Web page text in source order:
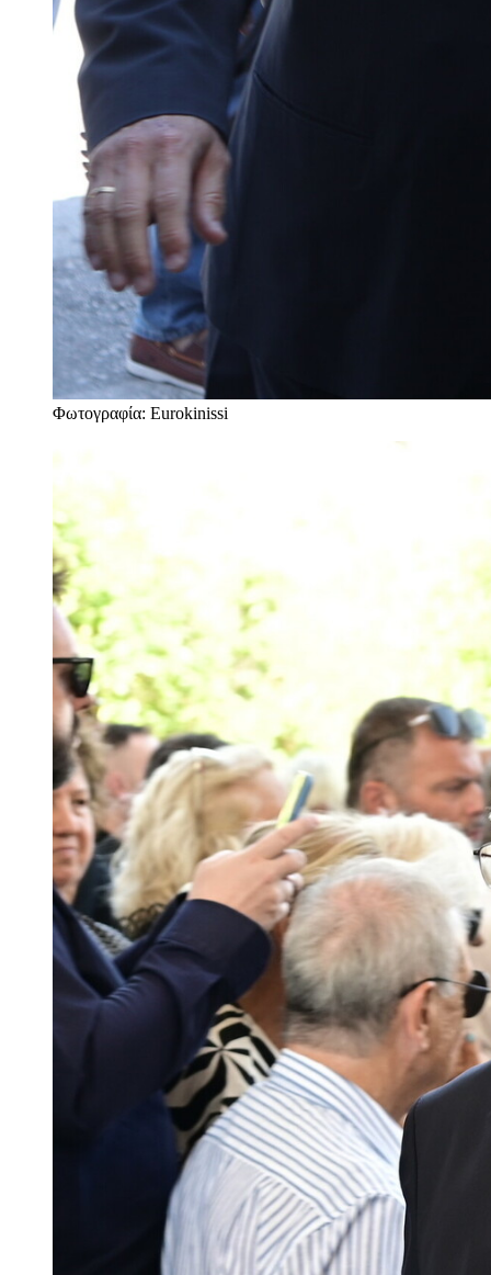
Φωτογραφία: Eurokinissi